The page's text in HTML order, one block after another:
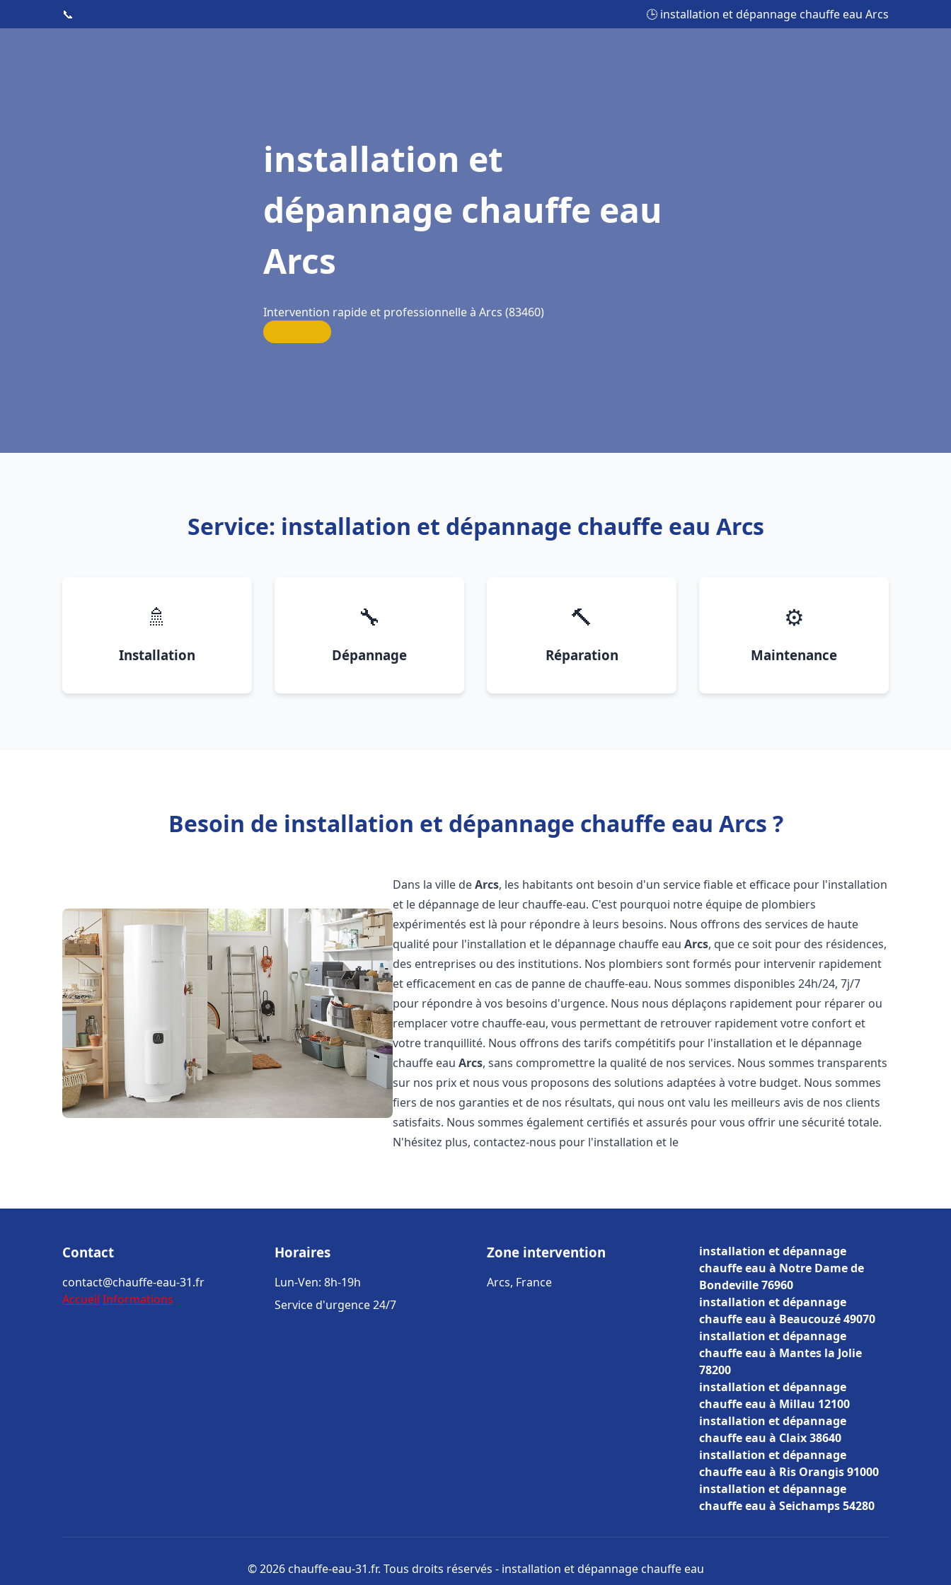
📞 🕒 installation et dépannage chauffe eau Arcs
installation et
dépannage chauffe eau
Arcs
Intervention rapide et professionnelle à Arcs (83460)
Service: installation et dépannage chauffe eau Arcs
🚿
Installation
🔧
Dépannage
🔨
Réparation
⚙️
Maintenance
Besoin de installation et dépannage chauffe eau Arcs ?
Dans la ville deArcs, les habitants ont besoin d'un service fiable et efficace pour l'installation
et le dépannage de leur chauffe-eau. C'est pourquoi notre équipe de plombiers
expérimentés est là pour répondre à leurs besoins. Nous offrons des services de haute
qualité pour l'installation et le dépannage chauffe eauArcs, que ce soit pour des résidences,
des entreprises ou des institutions. Nos plombiers sont formés pour intervenir rapidement
et efficacement en cas de panne de chauffe-eau. Nous sommes disponibles 24h/24, 7j/7
pour répondre à vos besoins d'urgence. Nous nous déplaçons rapidement pour réparer ou
remplacer votre chauffe-eau, vous permettant de retrouver rapidement votre confort et
votre tranquillité. Nous offrons des tarifs compétitifs pour l'installation et le dépannage
chauffe eauArcs, sans compromettre la qualité de nos services. Nous sommes transparents
sur nos prix et nous vous proposons des solutions adaptées à votre budget. Nous sommes
fiers de nos garanties et de nos résultats, qui nous ont valu les meilleurs avis de nos clients
satisfaits. Nous sommes également certifiés et assurés pour vous offrir une sécurité totale.
N'hésitez plus, contactez-nous pour l'installation et le
Contact
contact@chauffe-eau-31.fr
Accueil Informations
Horaires
Lun-Ven: 8h-19h
Service d'urgence 24/7
Zone intervention
Arcs, France
installation et dépannage
chauffe eau à Notre Dame de
Bondeville 76960
installation et dépannage
chauffe eau à Beaucouzé 49070
installation et dépannage
chauffe eau à Mantes la Jolie
78200
installation et dépannage
chauffe eau à Millau 12100
installation et dépannage
chauffe eau à Claix 38640
installation et dépannage
chauffe eau à Ris Orangis 91000
installation et dépannage
chauffe eau à Seichamps 54280
© 2026 chauffe-eau-31.fr. Tous droits réservés - installation et dépannage chauffe eau